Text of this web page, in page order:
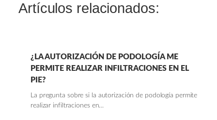
Artículos relacionados:
¿LA AUTORIZACIÓN DE PODOLOGÍA ME
PERMITE REALIZAR INFILTRACIONES EN EL
PIE?
La pregunta sobre si la autorización de podología permite
realizar infiltraciones en…